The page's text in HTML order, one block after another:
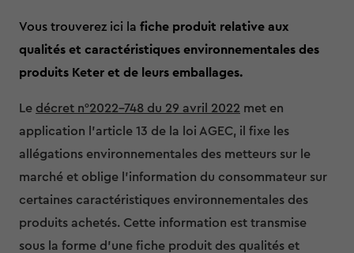
Vous trouverez ici la fiche produit relative aux
qualités et caractéristiques environnementales des
produits Keter et de leurs emballages.
Le décret n°2022-748 du 29 avril 2022 met en
application l'article 13 de la loi AGEC, il fixe les
allégations environnementales des metteurs sur le
marché et oblige l’information du consommateur sur
certaines caractéristiques environnementales des
produits achetés. Cette information est transmise
sous la forme d’une fiche produit des qualités et